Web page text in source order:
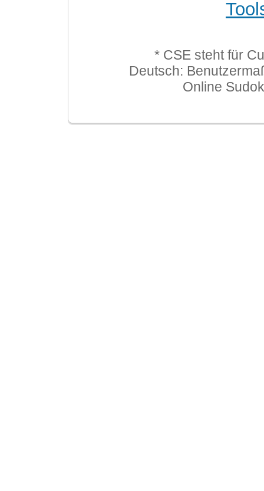
* CSE steht für
Deutsch:
Online